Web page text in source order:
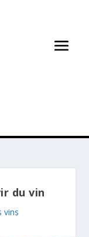
du vin
vins